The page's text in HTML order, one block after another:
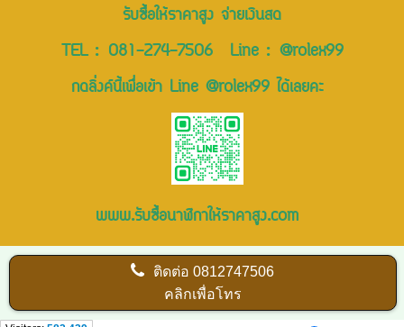
รับซื้อให้ราคาสูง จ่ายเงินสด
TEL : 081-274-7506Line : @rolex99
กดลิ่งค์นี้เพื่อเข้า Line @rolex99 ได้เลยคะ
www.รับซื้อนาฬิกาให้ราคาสูง.com
ติดต่อ0812747506
คลิกเพื่อโทร